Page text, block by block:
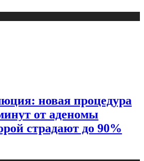
новая процедура
от аденомы
страдают до 90%